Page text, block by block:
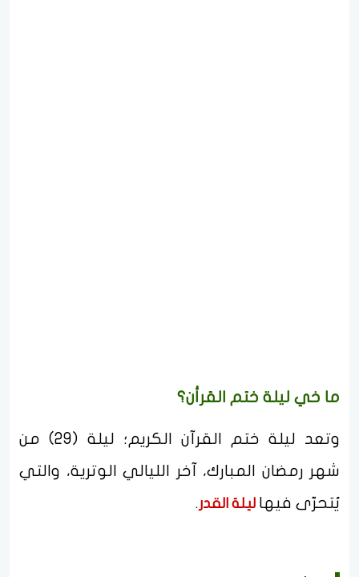
ما خي ليلة ختم القرأن؟
وتعد ليلة ختم القرآن الكريم؛ ليلة (29) من
شهر رمضان المبارك، آخر الليالي الوترية، والتي
يُتحرّى فيها ليلة القدر .